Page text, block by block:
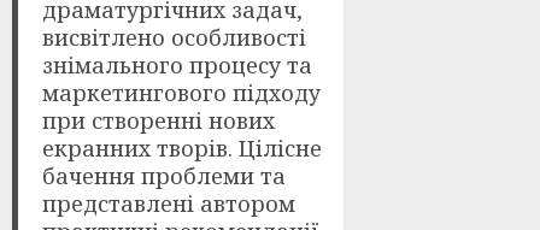
драматургічних задач,
висвітлено особливості
знімального процесу та
маркетингового підходу
при створенні нових
екранних творів. Цілісне
бачення проблеми та
представлені автором